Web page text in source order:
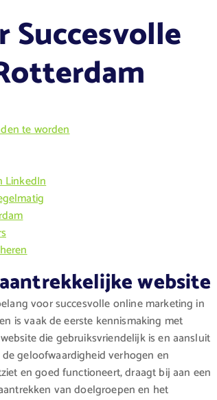
Succesvolle
te worden
LinkedIn
website
voor succesvolle online marketing in
is vaak de eerste kennismaking met
die gebruiksvriendelijk is en aansluit
geloofwaardigheid verhogen en
en goed functioneert, draagt bij aan een
van doelgroepen en het